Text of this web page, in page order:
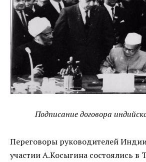
Подписание договора
Переговоры руководителей
участии А.Косыгина состоялись в